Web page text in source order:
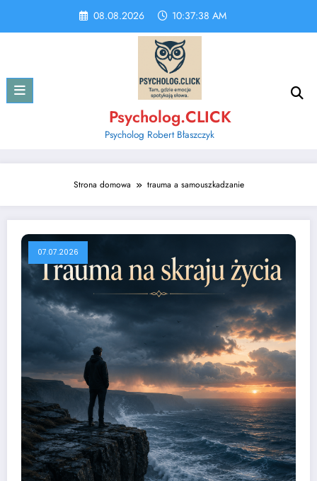
content
08.08.2026 10:37:38 AM
Psycholog.CLICK
Psycholog Robert Błaszczyk
Strona domowa trauma a samouszkadzanie
07.07.2026